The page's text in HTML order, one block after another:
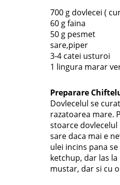
700 g dovlecei (
60 g faina
50 g pesmet
sare,piper
3-4 catei usturoi
1 lingura marar
Preparare
Dovlecelul se
razatoarea mare.
stoarce
sare daca mai e
ulei incins pana
ketchup, dar las
mustar, dar si cu